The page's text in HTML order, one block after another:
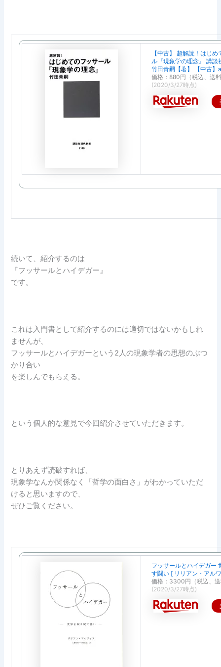
【中古】 超解読！はじ
ル『現象学の理念』 講談
竹田青嗣【著】 【中古】
価格：880円（税込、送
(2020/3/27時点)
続いて、紹介するのは
『フッサールとハイデガー』
です。
これは入門書として紹介するのには適切ではないかもしれ
ませんが、
フッサールとハイデガーという2人の現象学者の思想のぶつ
かり合い
を楽しんでもらえる。
という個人的な意見で今回紹介させていただきます。
とりあえず読破すれば、
現象学なんか関係なく「哲学の面白さ」がわかっていただ
けると思いますので、
ぜひご覧ください。
フッサールとハイデガー
す闘い [ リリアン・アル
価格：3300円（税込、
(2020/3/27時点)